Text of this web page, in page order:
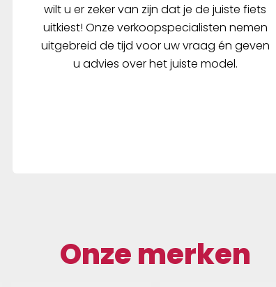
wilt u er zeker van zijn dat je de juiste fiets
uitkiest! Onze verkoopspecialisten nemen
uitgebreid de tijd voor uw vraag én geven
u advies over het juiste model.
Onze merken